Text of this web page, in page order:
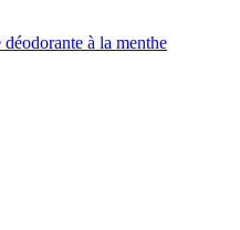
déodorante à la menthe